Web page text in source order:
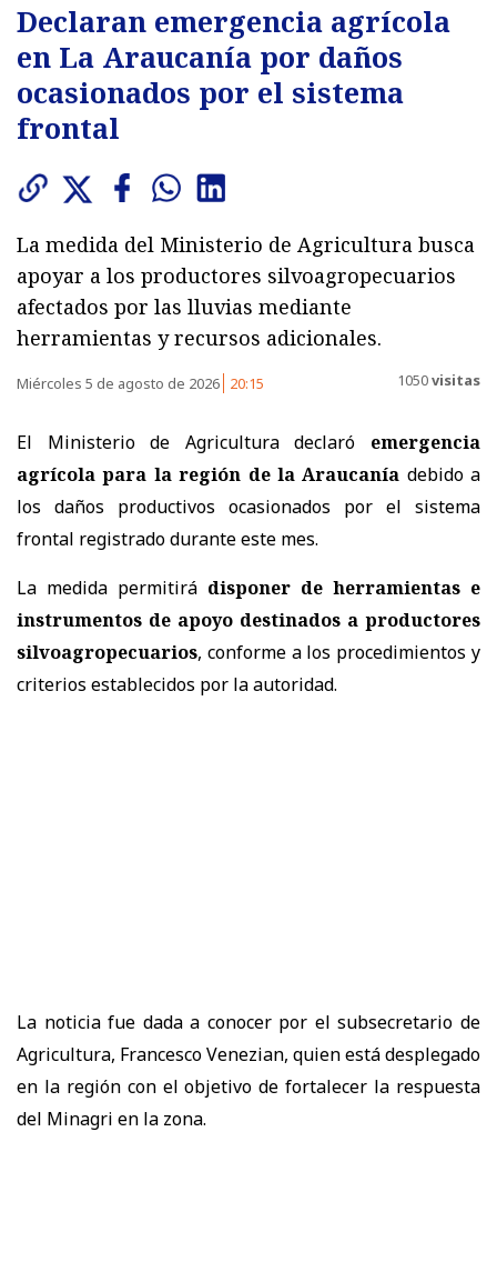
Declaran emergencia agrícola
en La Araucanía por daños
ocasionados por el sistema
frontal
La medida del Ministerio de Agricultura busca
apoyar a los productores silvoagropecuarios
afectados por las lluvias mediante
herramientas y recursos adicionales.
Miércoles 5 de agosto de 2026 20:15 1050visitas
El Ministerio de Agricultura declaró emergencia
agrícola para la región de la Araucanía debido a
los daños productivos ocasionados por el sistema
frontal registrado durante este mes.
La medida permitirá disponer de herramientas e
instrumentos de apoyo destinados a productores
silvoagropecuarios, conforme a los procedimientos y
criterios establecidos por la autoridad.
La noticia fue dada a conocer por el subsecretario de
Agricultura, Francesco Venezian, quien está desplegado
en la región con el objetivo de fortalecer la respuesta
del Minagri en la zona.